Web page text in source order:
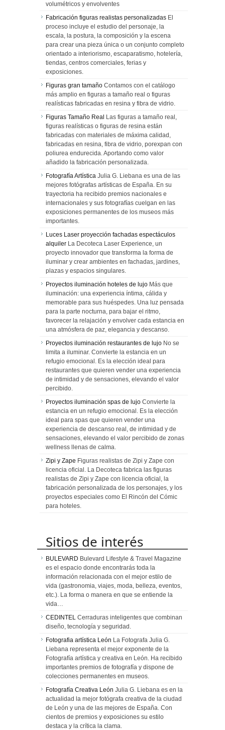
volumétricos y envolventes
Fabricación figuras realistas personalizadas El
proceso incluye el estudio del personaje, la
escala, la postura, la composición y la escena
para crear una pieza única o un conjunto completo
orientado a interiorismo, escaparatismo, hotelería,
tiendas, centros comerciales, ferias y
exposiciones.
Figuras gran tamaño Contamos con el catálogo
más amplio en figuras a tamaño real o figuras
realísticas fabricadas en resina y fibra de vidrio.
Figuras Tamaño Real Las figuras a tamaño real,
figuras realísticas o figuras de resina están
fabricadas con materiales de máxima calidad,
fabricadas en resina, fibra de vidrio, porexpan con
poliurea endurecida. Aportando como valor
añadido la fabricación personalizada.
Fotografía Artística Julia G. Liebana es una de las
mejores fotógrafas artísticas de España. En su
trayectoria ha recibido premios nacionales e
internacionales y sus fotografías cuelgan en las
exposiciones permanentes de los museos más
importantes.
Luces Laser proyección fachadas espectáculos
alquiler La Decoteca Laser Experience, un
proyecto innovador que transforma la forma de
iluminar y crear ambientes en fachadas, jardines,
plazas y espacios singulares.
Proyectos iluminación hoteles de lujo Más que
iluminación: una experiencia íntima, cálida y
memorable para sus huéspedes. Una luz pensada
para la parte nocturna, para bajar el ritmo,
favorecer la relajación y envolver cada estancia en
una atmósfera de paz, elegancia y descanso.
Proyectos iluminación restaurantes de lujo No se
limita a iluminar. Convierte la estancia en un
refugio emocional. Es la elección ideal para
restaurantes que quieren vender una experiencia
de intimidad y de sensaciones, elevando el valor
percibido.
Proyectos iluminación spas de lujo Convierte la
estancia en un refugio emocional. Es la elección
ideal para spas que quieren vender una
experiencia de descanso real, de intimidad y de
sensaciones, elevando el valor percibido de zonas
wellness llenas de calma.
Zipi y Zape Figuras realistas de Zipi y Zape con
licencia oficial. La Decoteca fabrica las figuras
realistas de Zipi y Zape con licencia oficial, la
fabricación personalizada de los personajes, y los
proyectos especiales como El Rincón del Cómic
para hoteles.
Sitios de interés
BULEVARD Bulevard Lifestyle & Travel Magazine
es el espacio donde encontrarás toda la
información relacionada con el mejor estilo de
vida (gastronomia, viajes, moda, belleza, eventos,
etc.). La forma o manera en que se entiende la
vida…
CEDINTEL Cerraduras inteligentes que combinan
diseño, tecnología y seguridad.
Fotografia artística León La Fotografa Julia G.
Liebana representa el mejor exponente de la
Fotografía artística y creativa en León. Ha recibido
importantes premios de fotografía y dispone de
colecciones permanentes en museos.
Fotografía Creativa León Julia G. Liebana es en la
actualidad la mejor fotógrafa creativa de la ciudad
de León y una de las mejores de España. Con
cientos de premios y exposiciones su estilo
destaca y la crítica la clama.